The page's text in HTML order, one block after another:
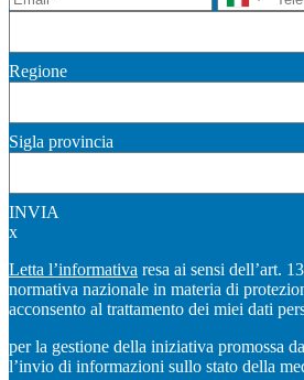
Regione
Sigla provincia
INVIA
x
Letta l’informativa resa ai sensi dell’art.
normativa nazionale in materia di
acconsento al trattamento dei miei dati
per la gestione della iniziativa promossa
l’invio di informazioni sullo stato della